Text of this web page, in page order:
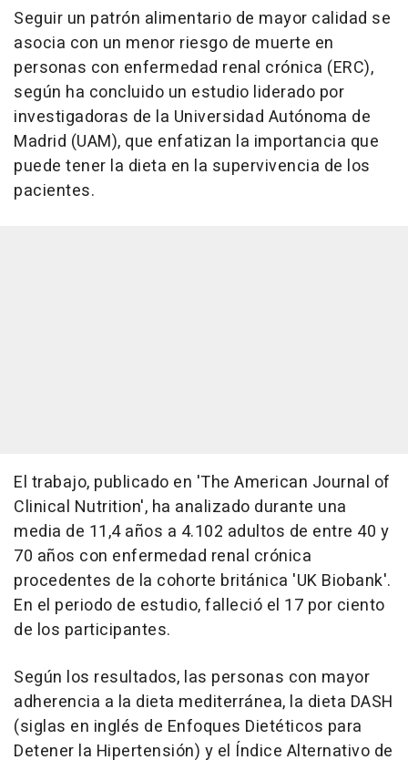
Seguir un patrón alimentario de mayor calidad se
asocia con un menor riesgo de muerte en
personas con enfermedad renal crónica (ERC),
según ha concluido un estudio liderado por
investigadoras de la Universidad Autónoma de
Madrid (UAM), que enfatizan la importancia que
puede tener la dieta en la supervivencia de los
pacientes.
El trabajo, publicado en 'The American Journal of
Clinical Nutrition', ha analizado durante una
media de 11,4 años a 4.102 adultos de entre 40 y
70 años con enfermedad renal crónica
procedentes de la cohorte británica 'UK Biobank'.
En el periodo de estudio, falleció el 17 por ciento
de los participantes.
Según los resultados, las personas con mayor
adherencia a la dieta mediterránea, la dieta DASH
(siglas en inglés de Enfoques Dietéticos para
Detener la Hipertensión) y el Índice Alternativo de